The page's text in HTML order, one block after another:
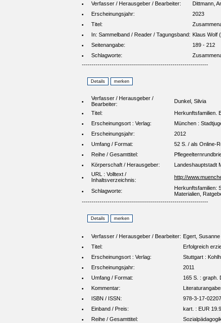
Verfasser / Herausgeber / Bearbeiter:
Dittmann,
Erscheinungsjahr:
2023
Titel:
In: Sammelband / Reader / Tagungsband: Klaus Wolf
Seitenangabe:
189 - 212
Schlagworte:
----------------------------------------------------------------
Verfasser / Herausgeber /
Bearbeiter:
Dunkel, Silvia
Titel:
Herkunftsfamilien.
Erscheinungsort : Verlag:
München :
Erscheinungsjahr:
2012
Umfang / Format:
52 S. / als Online-
Reihe / Gesamttitel:
Körperschaft / Herausgeber:
Landeshauptstadt
URL : Volltext /
Inhaltsverzeichnis:
http://
Schlagworte:
Herkunftsfamilien:
Materialien,
----------------------------------------------------------------
Verfasser / Herausgeber / Bearbeiter: Egert, Susanne
Titel:
Erfolgreich
Erscheinungsort : Verlag:
Stuttgart :
Erscheinungsjahr:
2011
Umfang / Format:
165 S. : graph.
Kommentar:
ISBN / ISSN:
978-3-17-
Einband / Preis:
kart. : EUR
Reihe / Gesamttitel: